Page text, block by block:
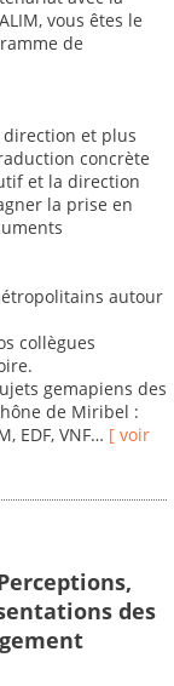
vous êtes le
de
et plus
concrète
et la direction
la prise en
autour
collègues
gemapiens des
de Miribel :
EDF, VNF… [ voir
des